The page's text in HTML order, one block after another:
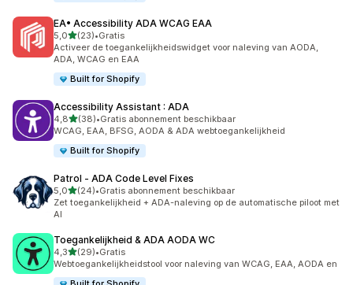
EA• Accessibility ADA WCAG EAA
5,0van 5 sterren
(23)
23 recensies in totaal
•Gratis
Activeer de toegankelijkheidswidget voor naleving van AODA,
ADA, WCAG en EAA
Built for Shopify
Accessibility Assistant : ADA
4,8van 5 sterren
(38)
38 recensies in totaal
•Gratis abonnement beschikbaar
WCAG, EAA, BFSG, AODA & ADA webtoegankelijkheid
Built for Shopify
Patrol ‑ ADA Code Level Fixes
5,0van 5 sterren
(24)
24 recensies in totaal
•Gratis abonnement beschikbaar
Zet toegankelijkheid + ADA-naleving op de automatische piloot met
AI
Toegankelijkheid & ADA AODA WC
4,3van 5 sterren
(29)
29 recensies in totaal
•Gratis
Webtoegankelijkheidstool voor naleving van WCAG, EAA, AODA en